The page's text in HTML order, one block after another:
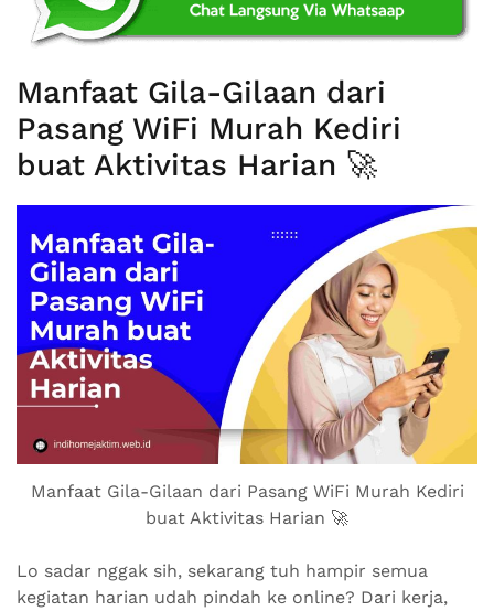
Manfaat Gila-Gilaan dari
Pasang WiFi Murah Kediri
buat Aktivitas Harian 🚀
Manfaat Gila-Gilaan dari Pasang WiFi Murah Kediri
buat Aktivitas Harian 🚀
Lo sadar nggak sih, sekarang tuh hampir semua
kegiatan harian udah pindah ke online? Dari kerja,